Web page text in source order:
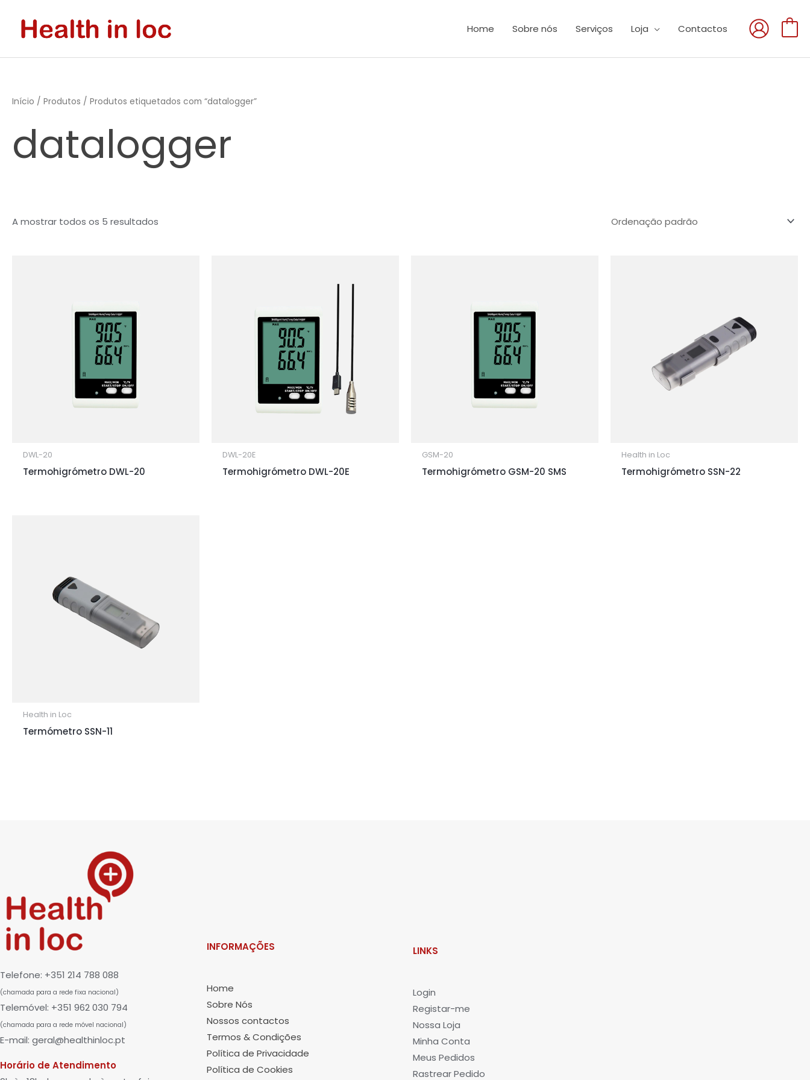
content
Home Sobre nós Serviços Loja Contactos
Início / Produtos / Produtos etiquetados com “datalogger”
datalogger
A mostrar todos os 5 resultados
DWL-20
Termohigrómetro DWL-20
DWL-20E
Termohigrómetro DWL-20E
GSM-20
Termohigrómetro GSM-20 SMS
Health in Loc
Termohigrómetro SSN-22
Health in Loc
Termómetro SSN-11
Telefone: +351 214 788 088
(chamada para a rede fixa nacional)
Telemóvel: +351 962 030 794
(chamada para a rede móvel nacional)
E-mail: geral@healthinloc.pt
Horário de Atendimento
INFORMAÇÕES
Home
Sobre Nós
Nossos contactos
Termos & Condições
Política de Privacidade
Política de Cookies
LINKS
Login
Registar-me
Nossa Loja
Minha Conta
Meus Pedidos
Rastrear Pedido